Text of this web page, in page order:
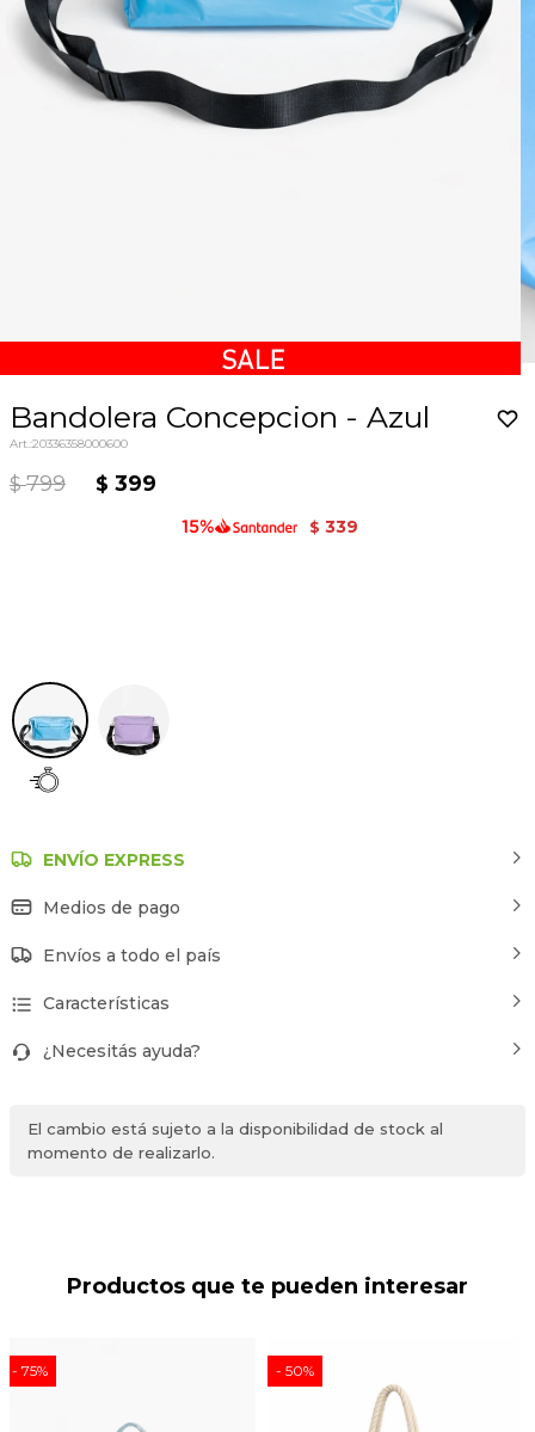
Bandolera Concepcion - Azul
20336358000600
$ 799 $ 399
$ 339
ENVÍO EXPRESS
Medios de pago
Envíos a todo el país
Características
¿Necesitás ayuda?
El cambio está sujeto a la disponibilidad de stock al
momento de realizarlo.
Productos que te pueden interesar
75 50